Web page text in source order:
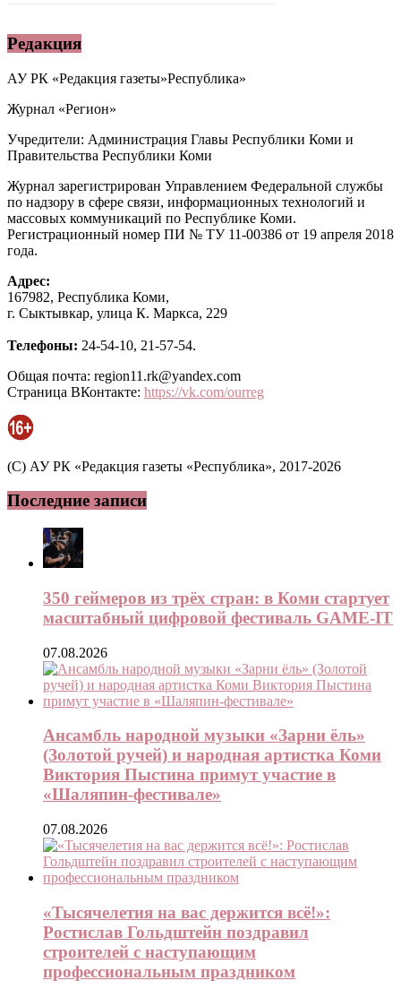
Редакция
АУ РК «Редакция газеты»Республика»
Журнал «Регион»
Учредители: Администрация Главы Республики Коми и
Правительства Республики Коми
Журнал зарегистрирован Управлением Федеральной службы
по надзору в сфере связи, информационных технологий и
массовых коммуникаций по Республике Коми.
Регистрационный номер ПИ № ТУ 11-00386 от 19 апреля 2018
года.
Адрес:
167982, Республика Коми,
г. Сыктывкар, улица К. Маркса, 229
Телефоны: 24-54-10, 21-57-54.
Общая почта: region11.rk@yandex.com
Страница ВКонтакте: https://vk.com/ourreg
(C) АУ РК «Редакция газеты «Республика», 2017-2026
Последние записи
350 геймеров из трёх стран: в Коми стартует
масштабный цифровой фестиваль GAME-IT
07.08.2026
Ансамбль народной музыки «Зарни ёль»
(Золотой ручей) и народная артистка Коми
Виктория Пыстина примут участие в
«Шаляпин-фестивале»
07.08.2026
«Тысячелетия на вас держится всё!»:
Ростислав Гольдштейн поздравил
строителей с наступающим
профессиональным праздником